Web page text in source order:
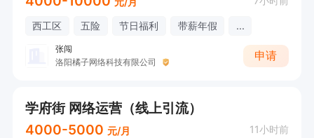
西工区 五险 节日福利 带薪年假 ...
张闯
洛阳橘子网络科技有限公司
申请
学府街 网络运营（线上引流）
4000-5000 元/月 11小时前